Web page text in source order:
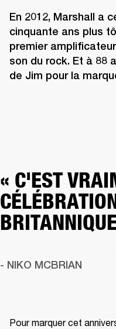
En 2012, Marshall a
cinquante ans plus
premier
son du rock. Et à 88
de Jim pour la
« C'EST
- NIKO MCBRIAN
Pour marquer cet